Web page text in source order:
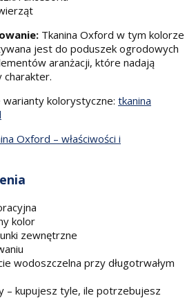
Tkanina Oxford w tym kolorze
jest do poduszek ogrodowych
aranżacji, które nadają
kolorystyczne: tkanina
Oxford – właściwości i
kolor
zewnętrzne
wodoszczelna przy długotrwałym
– kupujesz tyle, ile potrzebujesz